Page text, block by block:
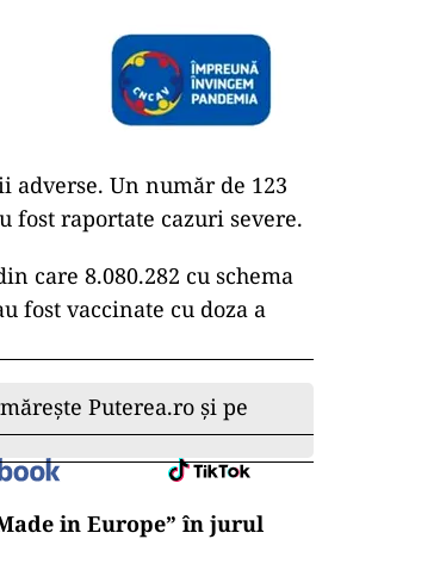
Un număr de 123
fost raportate cazuri severe.
care 8.080.282 cu schema
fost vaccinate cu doza a
Puterea.ro și pe
in Europe” în jurul